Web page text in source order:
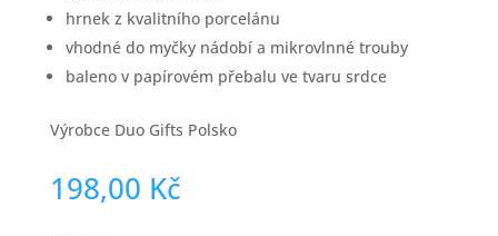
hrnek z kvalitního porcelánu
vhodné do myčky nádobí a mikrovlnné trouby
baleno v papírovém přebalu ve tvaru srdce
Výrobce Duo Gifts Polsko
198,00 Kč